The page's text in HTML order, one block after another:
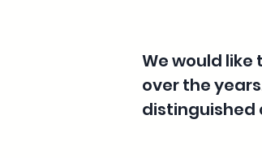
We would
over the
distinguished